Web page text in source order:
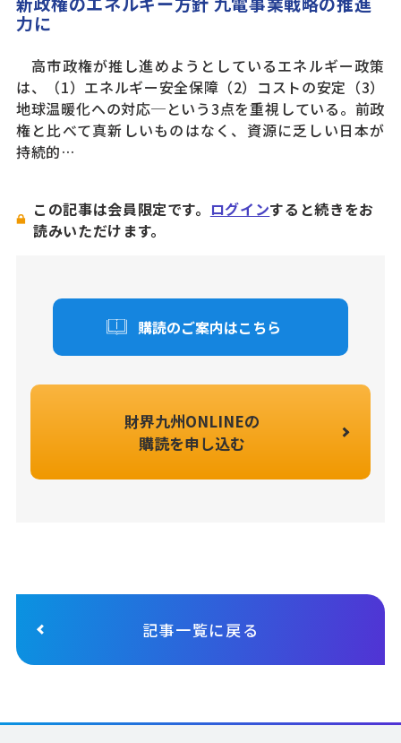
力に
高市政権が推し進めようとしているエネルギー政策
は、（1）エネルギー安全保障（2）コストの安定（3）
地球温暖化への対応─という3点を重視している。前政
権と比べて真新しいものはなく、資源に乏しい日本が
持続的…
この記事は会員限定です。 ログインすると続きをお
読みいただけます。
購読のご案内はこちら
財界九州ONLINEの
購読を申し込む
記事一覧に戻る